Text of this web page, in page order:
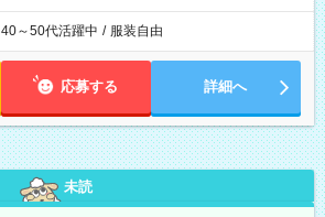
40～50代活躍中 / 服装自由
応募する 詳細へ
未読